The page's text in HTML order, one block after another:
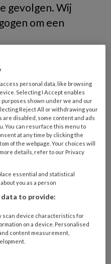
gevolgen. Wij
om een
lezen?
aan en lees 2
per maand
personal data, like browsing
Selecting I Accept enables
shown under we and our
Reject All or withdrawing your
disabled, some content and ads
You can resurface this menu to
at any time by clicking the
of the webpage. Your choices will
details, refer to our Privacy
essential and statistical
you as a person
data to provide:
scan device characteristics for
on a device. Personalised
content measurement,